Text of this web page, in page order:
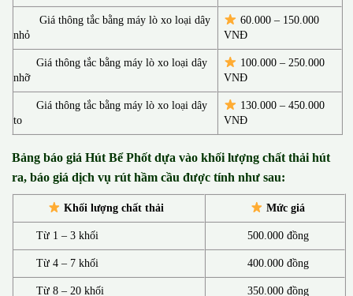
Giá thông tắc bằng máy lò xo loại dây
nhỏ
60.000 – 150.000
VNĐ
Giá thông tắc bằng máy lò xo loại dây
nhỡ
100.000 – 250.000
VNĐ
Giá thông tắc bằng máy lò xo loại dây
to
130.000 –450.000
VNĐ
Bảng báo giá Hút Bể Phốt dựa vào khối lượng chất thải hút
ra, báo giá dịch vụ rút hầm cầu được tính như sau:
Khối lượng chất thải Mức giá
Từ 1 – 3 khối 500.000 đồng
Từ 4 – 7 khối 400.000 đồng
Từ 8 – 20 khối 350.000 đồng